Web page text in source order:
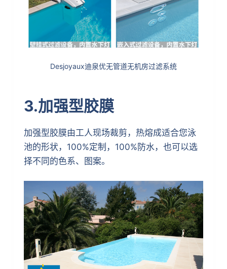
Desjoyaux迪泉优无管道无机房过滤系统
3.加强型胶膜
加强型胶膜由工人现场裁剪，热熔成适合您泳
池的形状，100%定制，100%防水，也可以选
择不同的色系、图案。